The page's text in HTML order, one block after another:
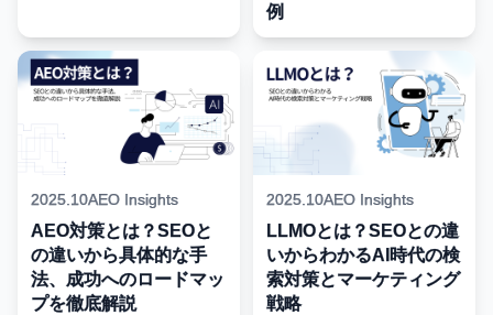
例
2025.10AEO Insights
AEO対策とは？SEOと
の違いから具体的な手
法、成功へのロードマッ
プを徹底解説
2025.10AEO Insights
LLMOとは？SEOとの違
いからわかるAI時代の検
索対策とマーケティング
戦略